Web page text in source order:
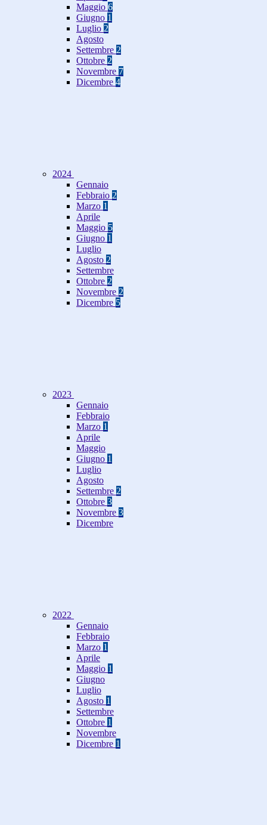
Maggio 6
Giugno 1
Luglio 2
Agosto
Settembre 2
Ottobre 2
Novembre 7
Dicembre 4
2024
Gennaio
Febbraio 2
Marzo 1
Aprile
Maggio 5
Giugno 1
Luglio
Agosto 2
Settembre
Ottobre 2
Novembre 2
Dicembre 5
2023
Gennaio
Febbraio
Marzo 1
Aprile
Maggio
Giugno 1
Luglio
Agosto
Settembre 2
Ottobre 3
Novembre 3
Dicembre
2022
Gennaio
Febbraio
Marzo 1
Aprile
Maggio 1
Giugno
Luglio
Agosto 1
Settembre
Ottobre 1
Novembre
Dicembre 1